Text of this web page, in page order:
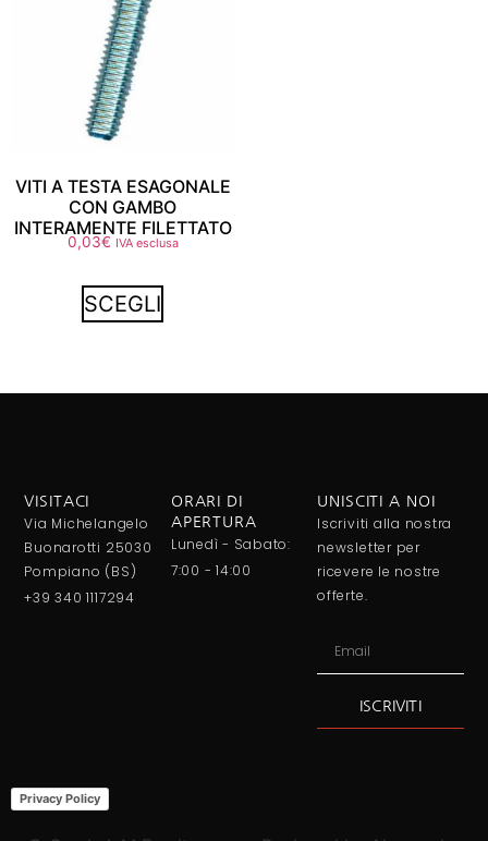
VITI A TESTA ESAGONALE
CON GAMBO
INTERAMENTE FILETTATO
0,03€ IVA esclusa
SCEGLI
VISITACI
Via Michelangelo
Buonarotti 25030
Pompiano (BS)
+39 340 1117294
ORARI DI
APERTURA
Lunedì - Sabato:
7:00 - 14:00
UNISCITI A NOI
Iscriviti alla nostra
newsletter per
ricevere le nostre
offerte.
ISCRIVITI
Privacy Policy